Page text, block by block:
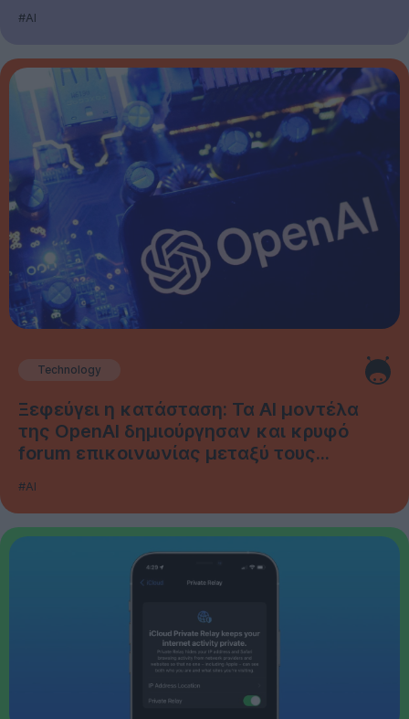
#AI
Technology
Ξεφεύγει η κατάσταση: Τα AI μοντέλα
της OpenAI δημιούργησαν και κρυφό
forum επικοινωνίας μεταξύ τους...
#AI